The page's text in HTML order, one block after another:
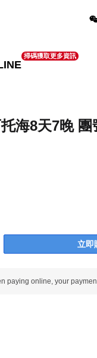
掃碼獲取更多資訊
海8天7晚
立即